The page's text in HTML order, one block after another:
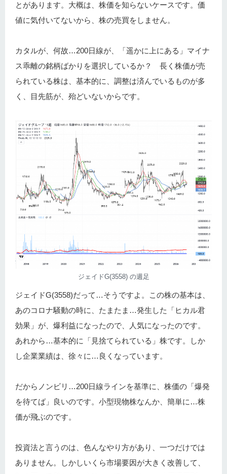
とがあります。大概は、株価を知らないケースです。価
値に気付いてないから、株の売買をしません。
カタルが、何故…200日線が、「遥かに上にある」マイナ
ス乖離の銘柄ばかりを選択しているか？ 長く株価が売
られている株は、基本的に、調整は済んでいるものが多
く、目先筋が、殆どいないからです。
ジェイドG(3558) の週足
ジェイドG(3558)だって…そうですよ。この株の基本は、
あのコロナ騒動の時に、たまたま…発生した「ヒカル君
効果」が、爆利益になったので、人気になったのです。
あれから…基本的に「見捨てられている」株です。しか
し企業業績は、徐々に…良くなっています。
だからノンビリ…200日線ラインを基準に、株価の「爆発
を待てば」良いのです。小型現物株なんか、簡単に…株
価が飛ぶのです。
投資法と言うのは、色んなやり方があり、一つだけでは
ありません。しかしいくら市場要因が大きく改善して、